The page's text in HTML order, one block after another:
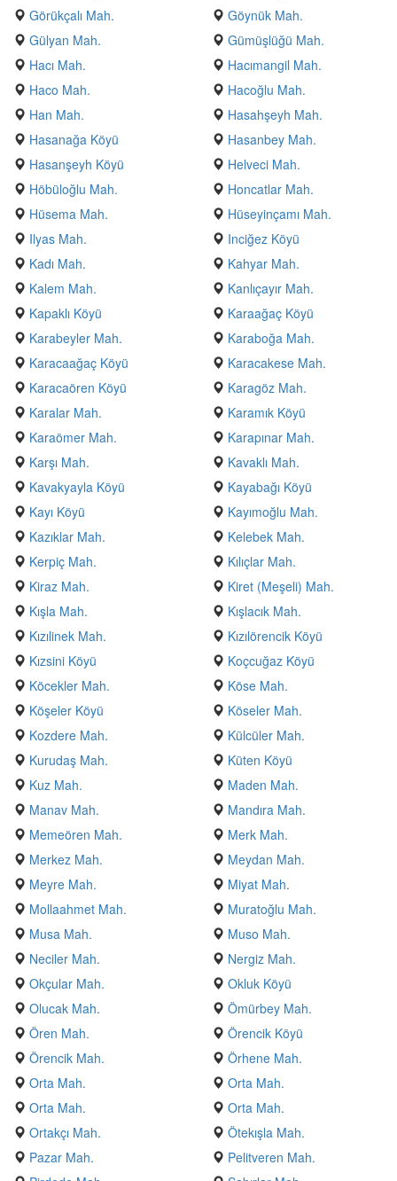
Görükçalı Mah.
Göynük Mah.
Gülyan Mah.
Gümüşlüğü Mah.
Hacı Mah.
Hacımangil Mah.
Haco Mah.
Hacoğlu Mah.
Han Mah.
Hasahşeyh Mah.
Hasanağa Köyü
Hasanbey Mah.
Hasanşeyh Köyü
Helveci Mah.
Höbüloğlu Mah.
Honcatlar Mah.
Hüsema Mah.
Hüseyinçamı Mah.
Ilyas Mah.
Inciğez Köyü
Kadı Mah.
Kahyar Mah.
Kalem Mah.
Kanlıçayır Mah.
Kapaklı Köyü
Karaağaç Köyü
Karabeyler Mah.
Karaboğa Mah.
Karacaağaç Köyü
Karacakese Mah.
Karacaören Köyü
Karagöz Mah.
Karalar Mah.
Karamık Köyü
Karaömer Mah.
Karapınar Mah.
Karşı Mah.
Kavaklı Mah.
Kavakyayla Köyü
Kayabağı Köyü
Kayı Köyü
Kayımoğlu Mah.
Kazıklar Mah.
Kelebek Mah.
Kerpiç Mah.
Kılıçlar Mah.
Kiraz Mah.
Kiret (Meşeli) Mah.
Kışla Mah.
Kışlacık Mah.
Kızılinek Mah.
Kızılörencik Köyü
Kızsini Köyü
Koçcuğaz Köyü
Köcekler Mah.
Köse Mah.
Köşeler Köyü
Köseler Mah.
Kozdere Mah.
Külcüler Mah.
Kurudaş Mah.
Küten Köyü
Kuz Mah.
Maden Mah.
Manav Mah.
Mandıra Mah.
Memeören Mah.
Merk Mah.
Merkez Mah.
Meydan Mah.
Meyre Mah.
Miyat Mah.
Mollaahmet Mah.
Muratoğlu Mah.
Musa Mah.
Muso Mah.
Neciler Mah.
Nergiz Mah.
Okçular Mah.
Okluk Köyü
Olucak Mah.
Ömürbey Mah.
Ören Mah.
Örencik Köyü
Örencik Mah.
Örhene Mah.
Orta Mah.
Orta Mah.
Orta Mah.
Orta Mah.
Ortakçı Mah.
Ötekışla Mah.
Pazar Mah.
Pelitveren Mah.